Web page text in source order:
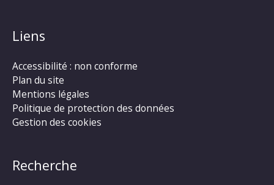
Liens
Accessibilité : non conforme
Plan du site
Mentions légales
Politique de protection des données
Gestion des cookies
Recherche